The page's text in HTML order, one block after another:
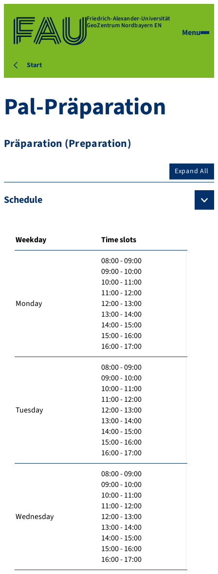
Friedrich-Alexander-Universität
GeoZentrum Nordbayern EN
Menu
Start
Pal-Präparation
Präparation (Preparation)
Expand All
Schedule
Weekday Time slots
Monday
08:00 - 09:00
09:00 - 10:00
10:00 - 11:00
11:00 - 12:00
12:00 - 13:00
13:00 - 14:00
14:00 - 15:00
15:00 - 16:00
16:00 - 17:00
Tuesday
08:00 - 09:00
09:00 - 10:00
10:00 - 11:00
11:00 - 12:00
12:00 - 13:00
13:00 - 14:00
14:00 - 15:00
15:00 - 16:00
16:00 - 17:00
Wednesday
08:00 - 09:00
09:00 - 10:00
10:00 - 11:00
11:00 - 12:00
12:00 - 13:00
13:00 - 14:00
14:00 - 15:00
15:00 - 16:00
16:00 - 17:00